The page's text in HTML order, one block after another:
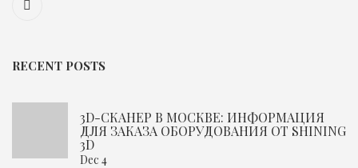
RECENT POSTS
3D-СКАНЕР В МОСКВЕ: ИНФОРМАЦИЯ
ДЛЯ ЗАКАЗА ОБОРУДОВАНИЯ ОТ SHINING
3D
Dec 4